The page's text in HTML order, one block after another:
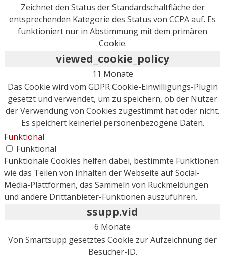
Zeichnet den Status der Standardschaltfläche der
entsprechenden Kategorie des Status von CCPA auf. Es
funktioniert nur in Abstimmung mit dem primären
Cookie.
viewed_cookie_policy
11 Monate
Das Cookie wird vom GDPR Cookie-Einwilligungs-Plugin
gesetzt und verwendet, um zu speichern, ob der Nutzer
der Verwendung von Cookies zugestimmt hat oder nicht.
Es speichert keinerlei personenbezogene Daten.
Funktional
Funktional
Funktionale Cookies helfen dabei, bestimmte Funktionen
wie das Teilen von Inhalten der Webseite auf Social-
Media-Plattformen, das Sammeln von Rückmeldungen
und andere Drittanbieter-Funktionen auszuführen.
ssupp.vid
6 Monate
Von Smartsupp gesetztes Cookie zur Aufzeichnung der
Besucher-ID.